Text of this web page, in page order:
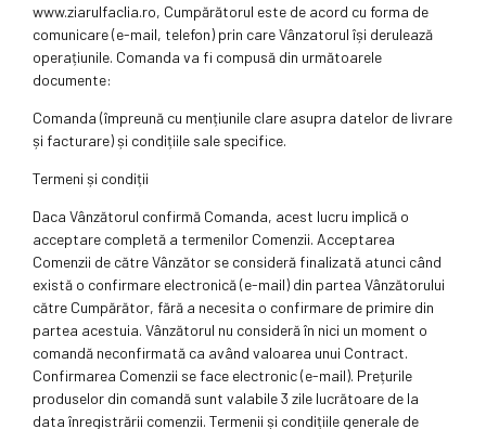
www.ziarulfaclia.ro, Cumpărătorul este de acord cu forma de
comunicare (e-mail, telefon) prin care Vânzatorul își derulează
operațiunile. Comanda va fi compusă din următoarele
documente:
Comanda (împreună cu mențiunile clare asupra datelor de livrare
și facturare) și condițiile sale specifice.
Termeni și condiții
Daca Vânzătorul confirmă Comanda, acest lucru implică o
acceptare completă a termenilor Comenzii. Acceptarea
Comenzii de către Vânzător se consideră finalizată atunci când
există o confirmare electronică (e-mail) din partea Vânzătorului
către Cumpărător, fără a necesita o confirmare de primire din
partea acestuia. Vânzătorul nu consideră în nici un moment o
comandă neconfirmată ca având valoarea unui Contract.
Confirmarea Comenzii se face electronic (e-mail). Prețurile
produselor din comandă sunt valabile 3 zile lucrătoare de la
data înregistrării comenzii. Termenii și condițiile generale de